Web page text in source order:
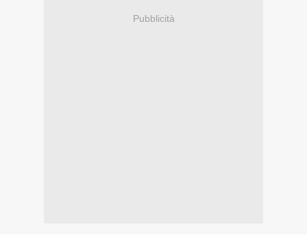
Pubblicità